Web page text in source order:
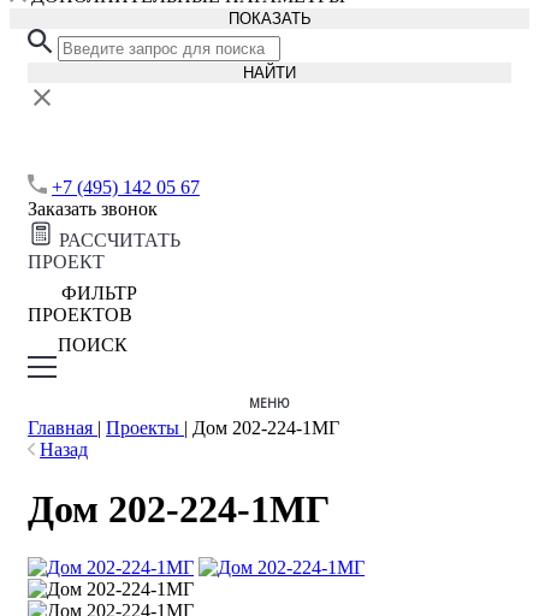
ПОКАЗАТЬ
НАЙТИ
+7 (495) 142 05 67
Заказать звонок
РАССЧИТАТЬ
ПРОЕКТ
ФИЛЬТР
ПРОЕКТОВ
ПОИСК
МЕНЮ
Главная | Проекты | Дом 202-224-1МГ
Назад
Дом 202-224-1МГ